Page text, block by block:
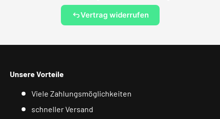
Vertrag widerrufen
Unsere Vorteile
Viele Zahlungsmöglichkeiten
schneller Versand